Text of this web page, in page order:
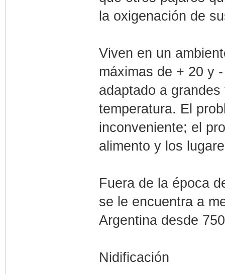
la oxigenación de
Viven en un
máximas de + 20 y
adaptado a
temperatura. El
inconveniente; el
alimento y los
Fuera de la época
se le encuentra a
Argentina desde
Nidificación